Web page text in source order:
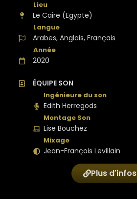
Le Caire (Egypte)
Arabes, Anglais, Français
2020
ÉQUIPE SON
Edith Herregods
Lise Bouchez
Jean-François Levillain
Plus d'infos